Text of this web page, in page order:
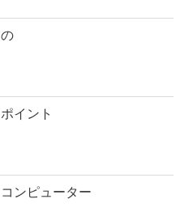
の
ポイント
コンピューター